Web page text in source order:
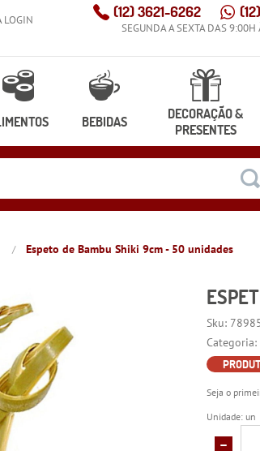
LOGIN (12)3621-6262 (12)
SEGUNDA A SEXTA DAS
BEBIDAS
DECORAÇÃO &
PRESENTES
Espeto de Bambu Shiki 9cm - 50 unidades
Sku:
Categoria:
Seja o
Unidade: un